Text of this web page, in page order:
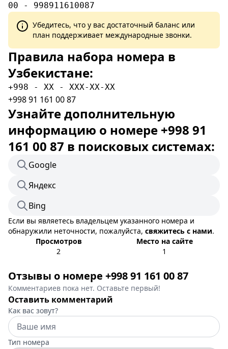
00 - 998911610087
Убедитесь, что у вас достаточный баланс или
план поддерживает международные звонки.
Правила набора номера в
Узбекистане:
+998 - XX - XXX-XX-XX
+998 91 161 00 87
Узнайте дополнительную
информацию о номере +998 91
161 00 87 в поисковых системах:
Google
Яндекс
Bing
Если вы являетесь владельцем указанного номера и
обнаружили неточности, пожалуйста, свяжитесь с нами.
Просмотров
2
Место на сайте
1
Отзывы о номере +998 91 161 00 87
Комментариев пока нет. Оставьте первый!
Оставить комментарий
Как вас зовут?
Тип номера